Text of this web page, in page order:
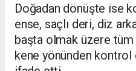
Doğadan dönüşte ise
ense, saçlı deri, diz
başta olmak üzere
kene yönünden